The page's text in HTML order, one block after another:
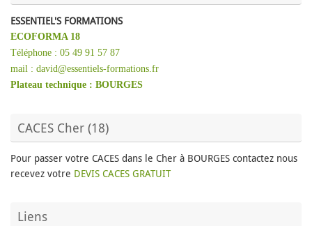
ESSENTIEL'S FORMATIONS
ECOFORMA 18
Téléphone : 05 49 91 57 87
mail : david@essentiels-formations.fr
Plateau technique : BOURGES
CACES Cher (18)
Pour passer votre CACES dans le Cher à BOURGES contactez nous
recevez votre DEVIS CACES GRATUIT
Liens